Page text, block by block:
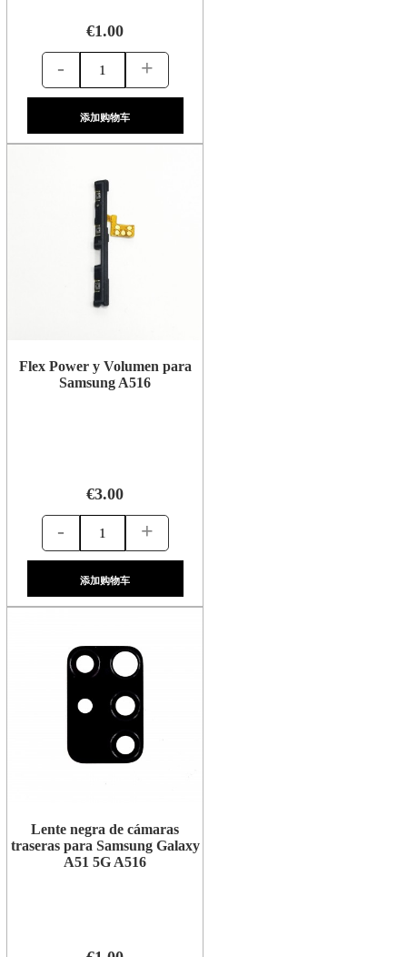
€1.00
- +
添加购物车
Flex Power y Volumen para
Samsung A516
€3.00
- +
添加购物车
Lente negra de cámaras
traseras para Samsung Galaxy
A51 5G A516